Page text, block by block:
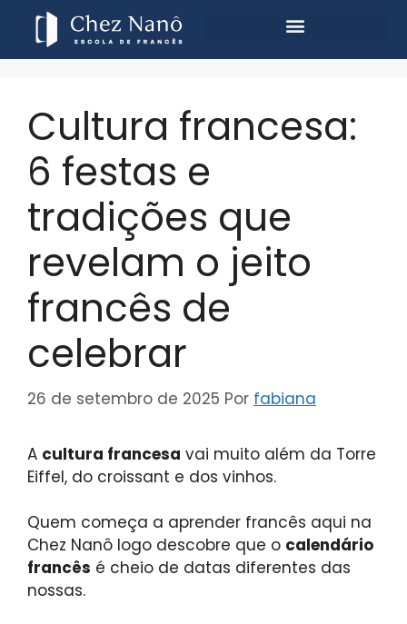
Cultura francesa:
6 festas e
tradições que
revelam o jeito
francês de
celebrar
26 de setembro de 2025 Por fabiana
A cultura francesa vai muito além da Torre
Eiffel, do croissant e dos vinhos.
Quem começa a aprender francês aqui na
Chez Nanô logo descobre que o calendário
francês é cheio de datas diferentes das
nossas.